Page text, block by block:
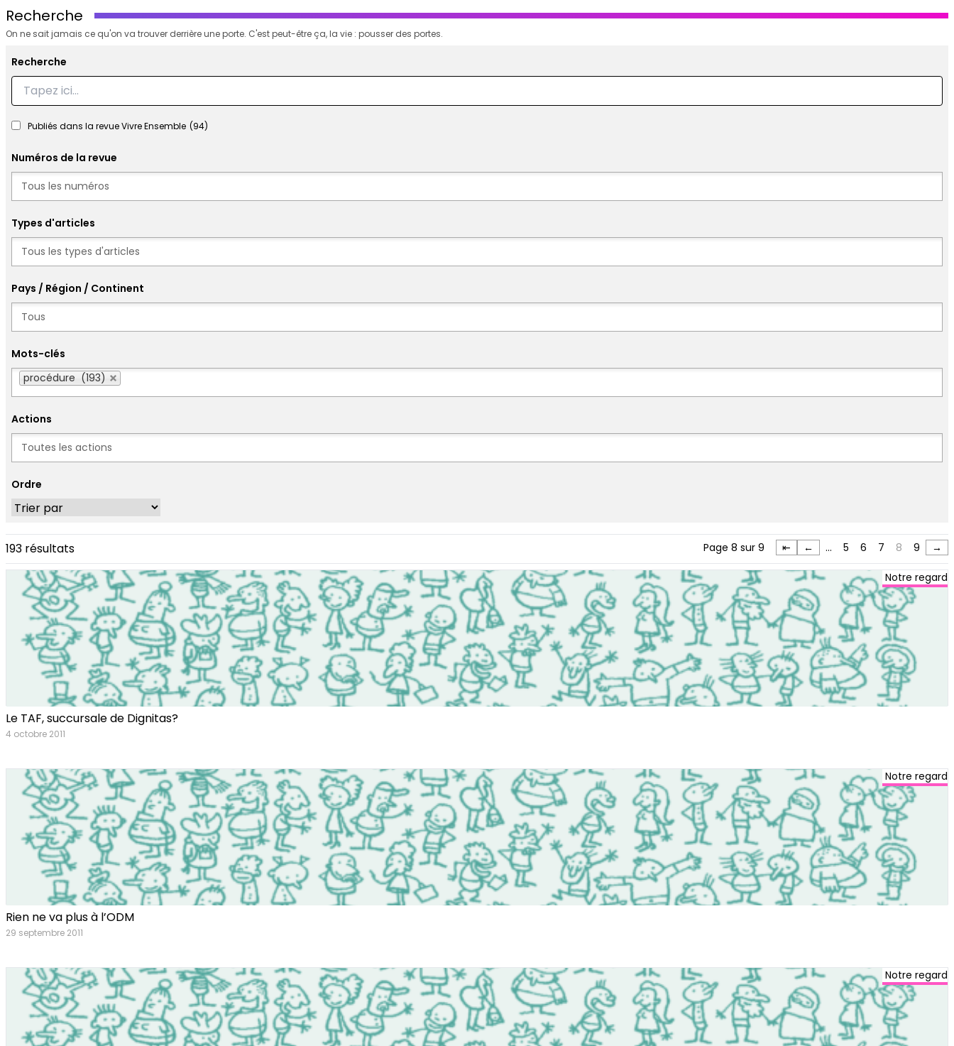
Recherche
On ne sait jamais ce qu'on va trouver derrière une porte. C'est peut-être ça, la vie : pousser des portes.
Recherche
Recherche
Publiés dans la revue Vivre Ensemble (94)
Numéros de la revue
Numéros
Types d'articles
Types d'articles
Pays / Région / Continent
Mots-clés
Mots-clés
procédure (193)
Actions
Actions
Ordre
193 résultats Page 8 sur 9 ⇤ ← … 5 6 7 8 9 →
Notre regard
Le TAF, succursale de Dignitas?
4 octobre 2011
Notre regard
Rien ne va plus à l’ODM
29 septembre 2011
Notre regard